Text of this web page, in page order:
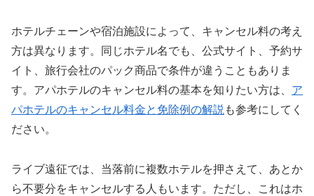
ホテルチェーンや宿泊施設によって、キャンセル料の考え
方は異なります。同じホテル名でも、公式サイト、予約サ
イト、旅行会社のパック商品で条件が違うこともありま
す。アパホテルのキャンセル料の基本を知りたい方は、 ア
パホテルのキャンセル料金と免除例の解説 も参考にしてく
ださい。
ライブ遠征では、当落前に複数ホテルを押さえて、あとか
ら不要分をキャンセルする人もいます。ただし、これはホ